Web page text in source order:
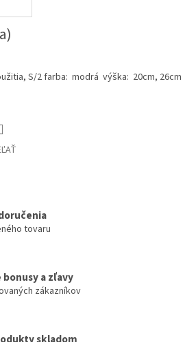
S/2 farba: modrá výška: 20cm, 26cm
tovaru
a zľavy
zákazníkov